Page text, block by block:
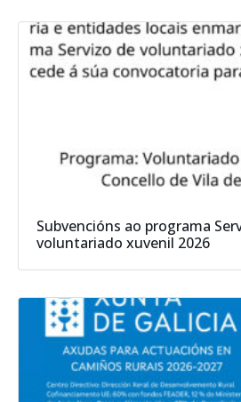
Subvencións ao programa
voluntariado xuvenil 2026